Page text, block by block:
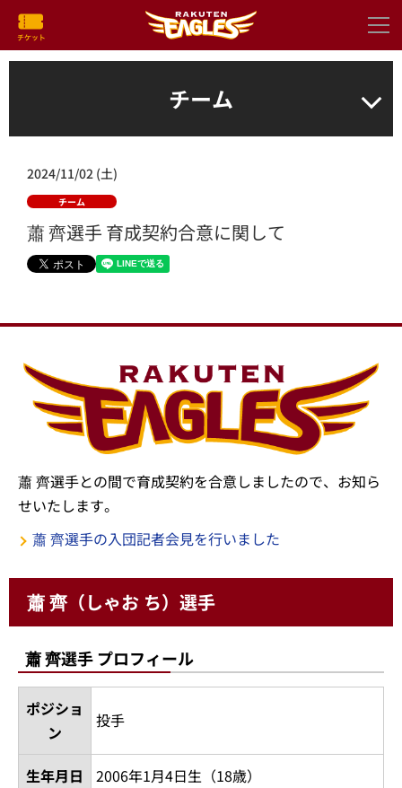
チーム
2024/11/02 (土)
チーム
蕭 齊選手 育成契約合意に関して
蕭 齊選手との間で育成契約を合意しましたので、お知ら
せいたします。
蕭 齊選手の入団記者会見を行いました
蕭 齊（しゃお ち）選手
蕭 齊選手 プロフィール
ポジショ
ン
投手
生年月日
2006年1月4日生（18歳）